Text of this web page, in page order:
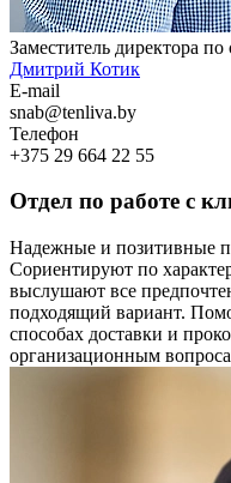
Заместитель директора
Дмитрий Котик
E-mail
snab@tenliva.by
Телефон
+375 29 664 22 55
Отдел по работе с
Надежные и позитивные
Сориентируют по
выслушают все
подходящий вариант.
способах доставки и
организационным